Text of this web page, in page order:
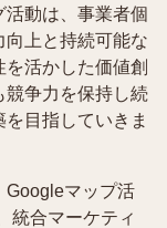
活動は、事業者個
上と持続可能な
活かした価値創
競争力を保持し続
目指していきま
Googleマップ活
統合マーケティ